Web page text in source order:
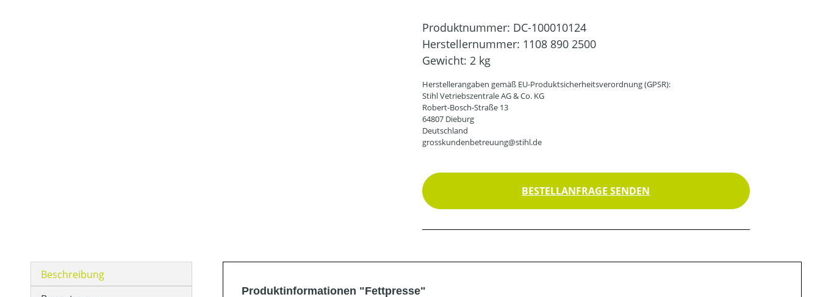
Produktnummer: DC-100010124
Herstellernummer: 1108 890 2500
Gewicht: 2 kg
Herstellerangaben gemäß EU-Produktsicherheitsverordnung (GPSR):
Stihl Vetriebszentrale AG & Co. KG
Robert-Bosch-Straße 13
64807 Dieburg
Deutschland
grosskundenbetreuung@stihl.de
BESTELLANFRAGE SENDEN
Beschreibung
Produktinformationen "Fettpresse"